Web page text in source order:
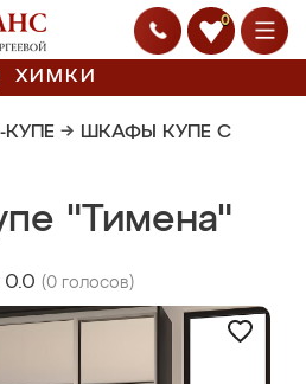
0
ХИМКИ
→ ШКАФЫ КУПЕ С
"Тимена"
0.0 (0 голосов)